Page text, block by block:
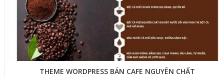
THEME WORDPRESS BÁN CAFE NGUYÊN CHẤT